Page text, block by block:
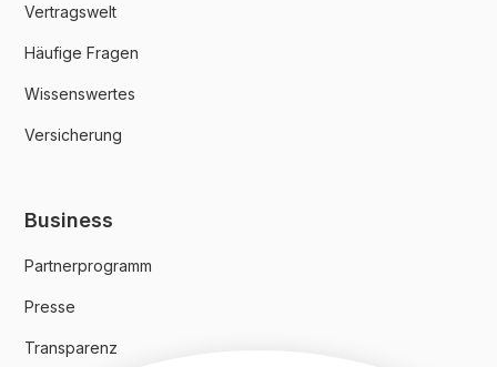
Vertragswelt
Häufige Fragen
Wissenswertes
Versicherung
Business
Partnerprogramm
Presse
Transparenz